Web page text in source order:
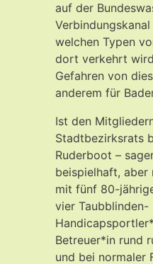
auf der
welchen Typen
dort verkehrt
Gefahren von
anderem für
Ist den
Stadtbezirksrats
Ruderboot –
beispielhaft, aber
mit fünf 80-
vier Taubblinden-
Betreuer*in rund
und bei normaler